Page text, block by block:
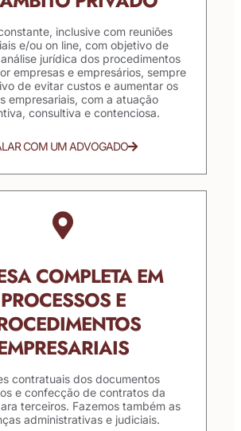
inclusive com reuniões
e/ou on line, com objetivo de
jurídica dos procedimentos
empresas e empresários, sempre
de evitar custos e aumentar os
empresariais, com a atuação
consultiva e contenciosa.
COM UM ADVOGADO
COMPLETA EM
PROCESSOS E
contratuais dos documentos
e confecção de contratos da
terceiros. Fazemos também as
administrativas e judiciais.